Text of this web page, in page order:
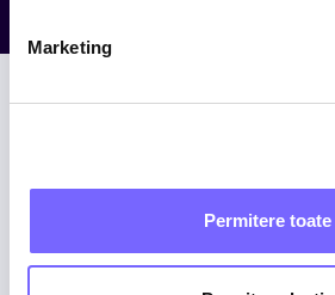
Marketing
Permitere toate